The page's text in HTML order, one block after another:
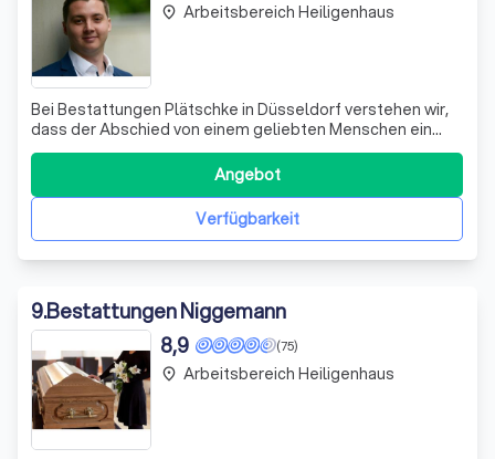
Bei Bestattungen Plätschke in Düsseldorf verstehen wir,
dass der Abschied von einem geliebten Menschen ein
tiefgreifender Moment ist. Unser erfahrenes Team
begleitet Sie mit Einfühlungsvermögen und Respekt
durch diese schwere Zeit. Wir bieten eine breite Palette
an Bestattungsdienstleistungen, die v
Verfügbarkeit
Angebot
place Arbeitsbereich Heiligenhaus
9.Bestattungen Niggemann
(75)
8,9
place Arbeitsbereich Heiligenhaus